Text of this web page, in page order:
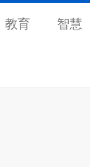
教育 智慧